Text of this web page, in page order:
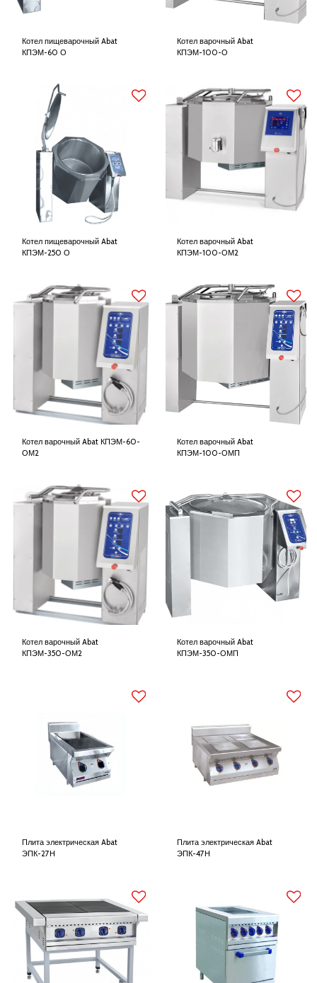
Котел пищеварочный Abat
КПЭМ-60 О
Котел варочный Abat
КПЭМ-100-О
Котел пищеварочный Abat
КПЭМ-250 О
Котел варочный Abat
КПЭМ-100-ОМ2
Котел варочный Abat КПЭМ-60-
ОМ2
Котел варочный Abat
КПЭМ-100-ОМП
Котел варочный Abat
КПЭМ-350-ОМ2
Котел варочный Abat
КПЭМ-350-ОМП
Плита электрическая Abat
ЭПК-27Н
Плита электрическая Abat
ЭПК-47Н